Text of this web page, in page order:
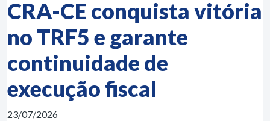
CRA-CE conquista vitória
no TRF5 e garante
continuidade de
execução fiscal
23/07/2026